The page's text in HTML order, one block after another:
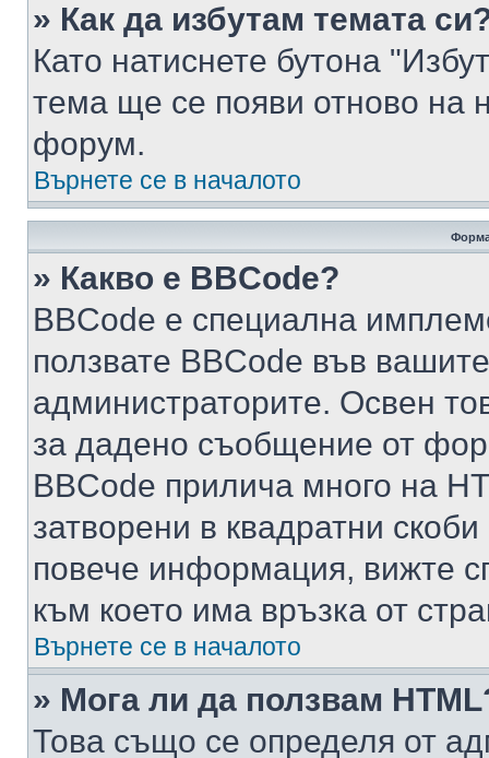
» Как да избутам темата
Като натиснете бутона
тема ще се появи отново на
форум.
Върнете се в началото
» Какво е BBCode?
BBCode е специална
ползвате BBCode във
администраторите. Освен
за дадено съобщение от
BBCode прилича много на
затворени в квадратни
повече информация, вижте
към което има връзка от
Върнете се в началото
» Мога ли да ползвам
Това също се определя от